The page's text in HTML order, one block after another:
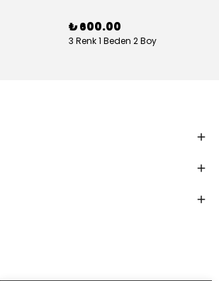
₺ 600.00
3 Renk 1 Beden 2 Boy